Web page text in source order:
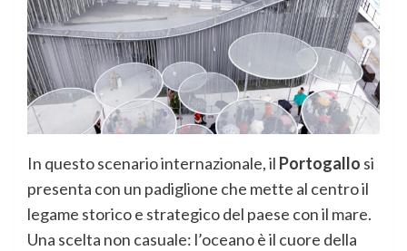
In questo scenario internazionale, il Portogallo si
presenta con un padiglione che mette al centro il
legame storico e strategico del paese con il mare.
Una scelta non casuale: l’oceano è il cuore della